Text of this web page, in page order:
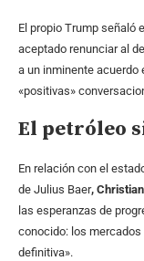
El propio Trump señaló
aceptado renunciar al
a un inminente acuerdo
«positivas»
El petróleo
En relación con el
de Julius Baer,
las esperanzas de
conocido: los
definitiva».